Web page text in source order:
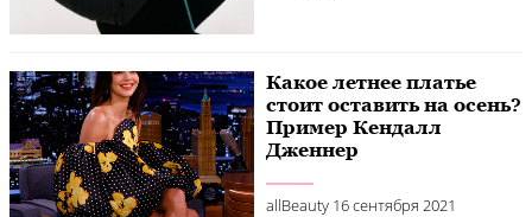
Какое летнее платье
стоит оставить на осень?
Пример Кендалл
Дженнер
allBeauty 16 сентября 2021